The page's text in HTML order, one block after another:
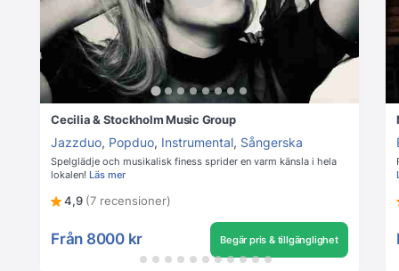
Cecilia & Stockholm Music Group
Jazzduo, Popduo, Instrumental, Sångerska
Spelglädje och musikalisk finess sprider en varm känsla i hela
lokalen! Läs mer
4,9 (7 recensioner)
Från 8000 kr Begär pris & tillgänglighet